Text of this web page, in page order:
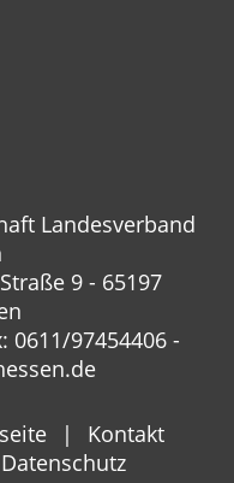
Landesverband
9 - 65197
0611/97454406 -
Kontakt
Datenschutz